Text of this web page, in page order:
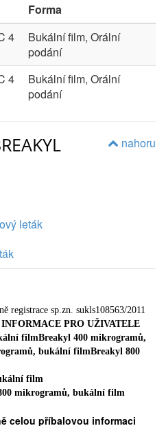
Forma
4
Bukální film, Orální
podání
4
Bukální film, Orální
podání
nahoru
leták
registrace sp.zn. sukls108563/2011
PRO UŽIVATELE
filmBreakyl 400 mikrogramů,
bukální filmBreakyl 800
film
mikrogramů, bukální film
celou příbalovou informaci